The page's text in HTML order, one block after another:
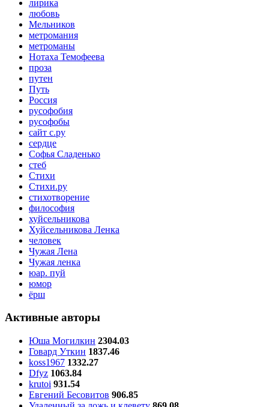
лирика
любовь
Мельников
метромания
метроманы
Нотаха Темофеева
проза
путен
Путь
Россия
русофобия
русофобы
сайт с.ру
сердце
Софья Сладенько
стеб
Стихи
Стихи.ру
стихотворение
философия
хуйсельникова
Хуйсельникова Ленка
человек
Чужая Лена
Чужая ленка
юар. пуй
юмор
ёрш
Активные авторы
Юша Могилкин 2304.03
Говард Уткин 1837.46
koss1967 1332.27
Dfyz 1063.84
krutoi 931.54
Евгений Бесовитов 906.85